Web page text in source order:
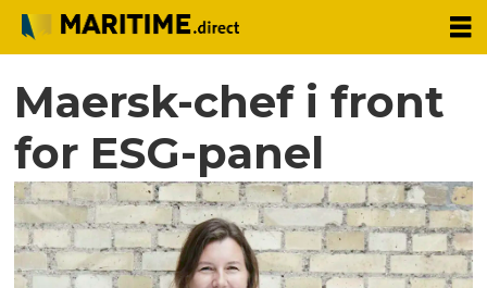
Maersk-chef i front
for ESG-panel